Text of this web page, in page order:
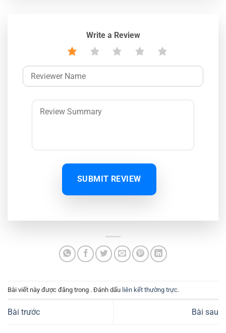
Write a Review
SUBMIT REVIEW
Bài viết này được đăng trong . Đánh dấu liên kết thường trực.
Bài trước Bài sau